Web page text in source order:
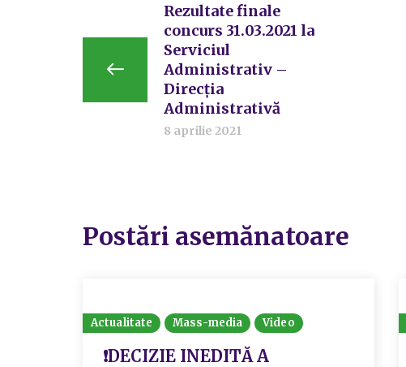
Rezultate finale
concurs 31.03.2021 la
Serviciul
Administrativ –
Direcția
Administrativă
8 aprilie 2021
Postări asemănatoare
Actualitate Mass-media Video
❗️DECIZIE INEDITĂ A